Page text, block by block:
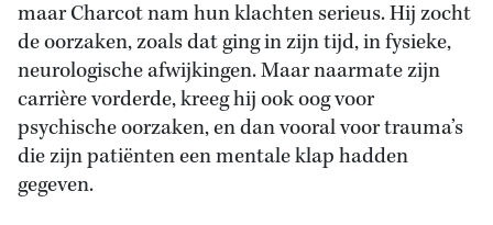
maar Charcot nam hun klachten serieus. Hij zocht
de oorzaken, zoals dat ging in zijn tijd, in fysieke,
neurologische afwijkingen. Maar naarmate zijn
carrière vorderde, kreeg hij ook oog voor
psychische oorzaken, en dan vooral voor trauma’s
die zijn patiënten een mentale klap hadden
gegeven.